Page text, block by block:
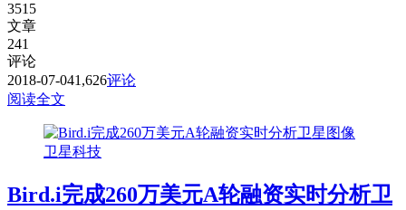
3515
文章
241
评论
2018-07-041,626评论
阅读全文
卫星科技
Bird.i完成260万美元A轮融资实时分析卫